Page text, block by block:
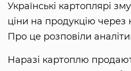
Українські картоплярі
ціни на продукцію через
Про це розповіли
Наразі картоплю